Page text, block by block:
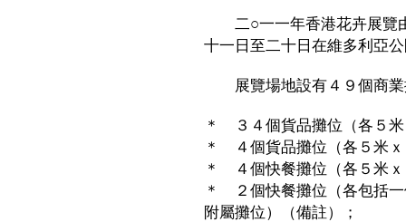
二○一一年香港花卉展覽
十一日至二十日在維多利亞
展覽場地設有４９個商業
＊ ３４個貨品攤位（各５
＊ ４個貨品攤位（各５米
＊ ４個快餐攤位（各５米
＊ ２個快餐攤位（各包括
附屬攤位）（備註）；